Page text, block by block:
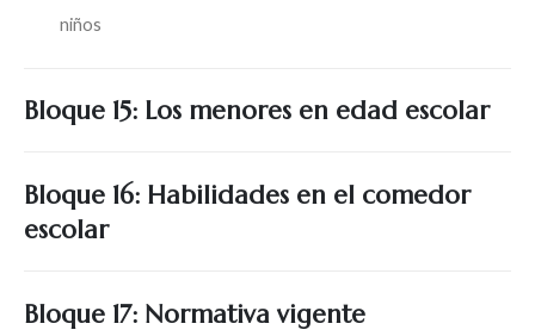
niños
Bloque 15: Los menores en edad escolar
Bloque 16: Habilidades en el comedor
escolar
Bloque 17: Normativa vigente